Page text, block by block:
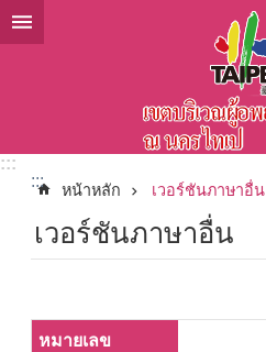
ข้ามไปที่บล็อกเนื้อหาหลัก
:::
:::
หน้าหลัก เวอร์ชันภาษาอื่น
เวอร์ชันภาษาอื่น